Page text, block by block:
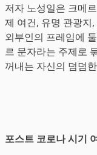
저자 노성일은 크메
제 여건, 유명 관광지
외부인의 프레임에
르 문자라는 주제로
꺼내는 자신의 덤덤
포스트 코로나 시기